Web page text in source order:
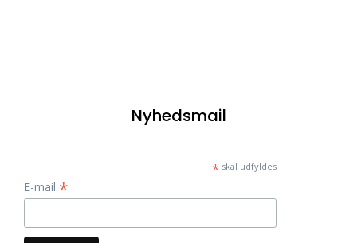
Nyhedsmail
*skal udfyldes
E-mail *